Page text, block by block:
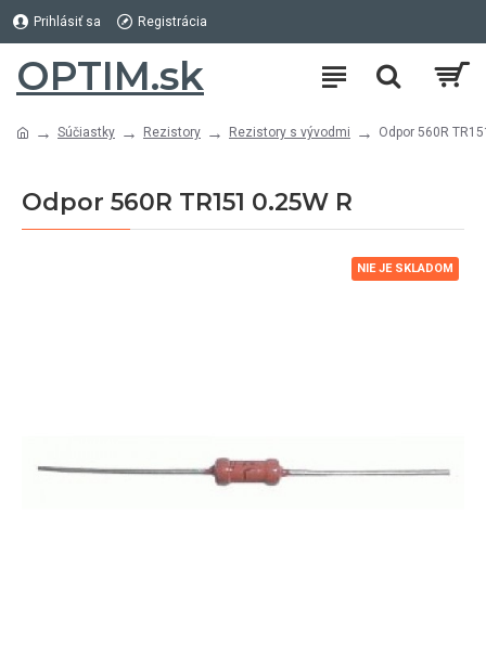
Prihlásiť sa Registrácia
OPTIM.sk
Súčiastky Rezistory Rezistory s vývodmi Odpor 560R
Odpor 560R TR151 0.25W R
NIE JE SKLADOM